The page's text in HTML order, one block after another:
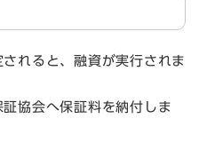
れると、融資が実行されま
協会へ保証料を納付しま